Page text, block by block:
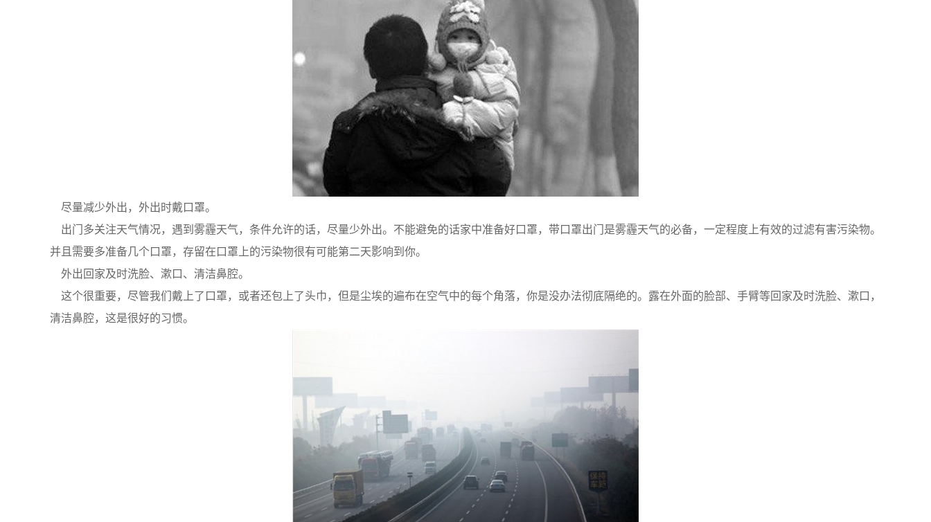
尽量减少外出，外出时戴口罩。
出门多关注天气情况，遇到雾霾天气，条件允许的话，尽量少外出。不能避免的话家中准备好口罩，带口罩出门是雾霾天气的必备，一定程度上有效的过滤有害污染物。
并且需要多准备几个口罩，存留在口罩上的污染物很有可能第二天影响到你。
外出回家及时洗脸、漱口、清洁鼻腔。
这个很重要，尽管我们戴上了口罩，或者还包上了头巾，但是尘埃的遍布在空气中的每个角落，你是没办法彻底隔绝的。露在外面的脸部、手臂等回家及时洗脸、漱口，
清洁鼻腔，这是很好的习惯。